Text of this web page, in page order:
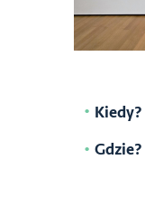
Kiedy?
Gdzie?